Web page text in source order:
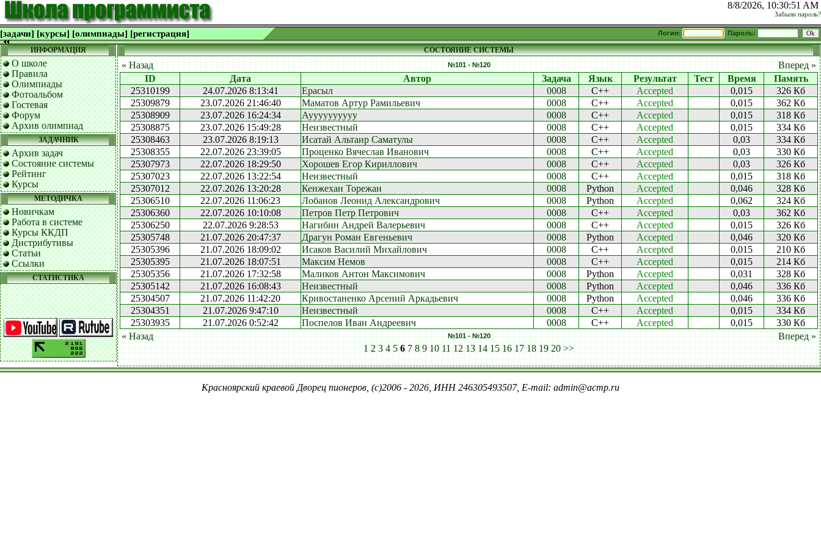
8/8/2026, 10:30:51 AM
Забыли пароль?
[задачи] [курсы] [олимпиады] [регистрация] Логин: Пароль:
ИНФОРМАЦИЯ
О школе
Правила
Олимпиады
Фотоальбом
Гостевая
Форум
Архив олимпиад
ЗАДАЧНИК
Архив задач
Состояние системы
Рейтинг
Курсы
МЕТОДИЧКА
Новичкам
Работа в системе
Курсы ККДП
Дистрибутивы
Статьи
Ссылки
СТАТИСТИКА
СОСТОЯНИЕ СИСТЕМЫ
« Назад №101 - №120
Вперед »
ID
Дата Автор Задача Язык Результат Тест Время
Память
25310199
24.07.2026 8:13:41 Ерасыл 0008 C++ Accepted 0,015
326 Кб
25309879
23.07.2026 21:46:40 Маматов Артур Рамильевич 0008 C++ Accepted 0,015
362 Кб
25308909
23.07.2026 16:24:34 Ауууууууууу 0008 C++ Accepted 0,015
318 Кб
25308875
23.07.2026 15:49:28 Неизвестный 0008 C++ Accepted 0,015
334 Кб
25308463
23.07.2026 8:19:13 Исатай Альтаир Саматулы 0008 C++ Accepted 0,03
334 Кб
25308355
22.07.2026 23:39:05 Проценко Вячеслав Иванович 0008 C++ Accepted 0,03
330 Кб
25307973
22.07.2026 18:29:50 Хорошев Егор Кириллович 0008 C++ Accepted 0,03
326 Кб
25307023
22.07.2026 13:22:54 Неизвестный 0008 C++ Accepted 0,015
318 Кб
25307012
22.07.2026 13:20:28 Кенжехан Торежан 0008 Python Accepted 0,046
328 Кб
25306510
22.07.2026 11:06:23 Лобанов Леонид Александрович 0008 Python Accepted 0,062
324 Кб
25306360
22.07.2026 10:10:08 Петров Петр Петрович 0008 C++ Accepted 0,03
362 Кб
25306250
22.07.2026 9:28:53 Нагибин Андрей Валерьевич 0008 C++ Accepted 0,015
326 Кб
25305748
21.07.2026 20:47:37 Драгун Роман Евгеньевич 0008 Python Accepted 0,046
320 Кб
25305396
21.07.2026 18:09:02 Исаков Василий Михайлович 0008 C++ Accepted 0,015
210 Кб
25305395
21.07.2026 18:07:51 Максим Немов 0008 C++ Accepted 0,015
214 Кб
25305356
21.07.2026 17:32:58 Маликов Антон Максимович 0008 Python Accepted 0,031
328 Кб
25305142
21.07.2026 16:08:43 Неизвестный 0008 Python Accepted 0,046
336 Кб
25304507
21.07.2026 11:42:20 Кривостаненко Арсений Аркадьевич 0008 Python Accepted 0,046
336 Кб
25304351
21.07.2026 9:47:10 Неизвестный 0008 C++ Accepted 0,015
334 Кб
25303935
21.07.2026 0:52:42 Поспелов Иван Андреевич 0008 C++ Accepted 0,015
330 Кб
« Назад
№101 - №120
Вперед »
1 2 3 4 5 6 7 8 9 10 11 12 13 14 15 16 17 18 19 20 >>
Красноярский краевой Дворец пионеров, (c)2006 - 2026, ИНН 246305493507, E-mail: admin@acmp.ru